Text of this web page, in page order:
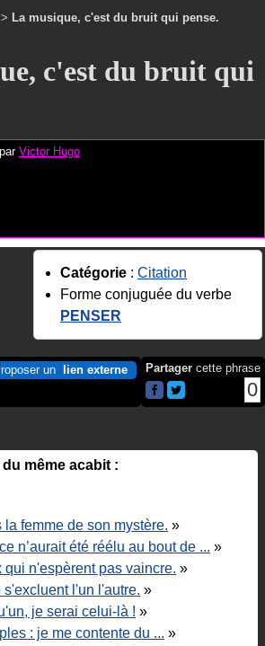
> La musique, c'est du bruit qui pense.
c'est du bruit qui
Victor Hugo
Catégorie : Citation
Forme conjuguée du verbe
PENSER
un lien externe Partager cette phrase
0
même acabit :
femme de son mystère. »
n’aurait été réélu au bout de ... »
qui n'espèrent pas vaincre. »
s'excluent l'un l'autre. »
je serai celui-là ! »
: je me contente du ... »